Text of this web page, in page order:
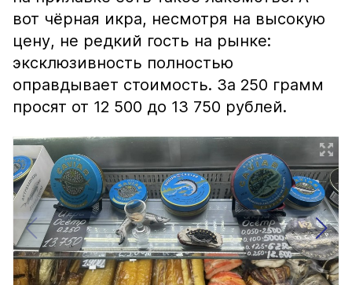
вот чёрная икра, несмотря на высокую
цену, не редкий гость на рынке:
эксклюзивность полностью
оправдывает стоимость. За 250 грамм
просят от 12 500 до 13 750 рублей.